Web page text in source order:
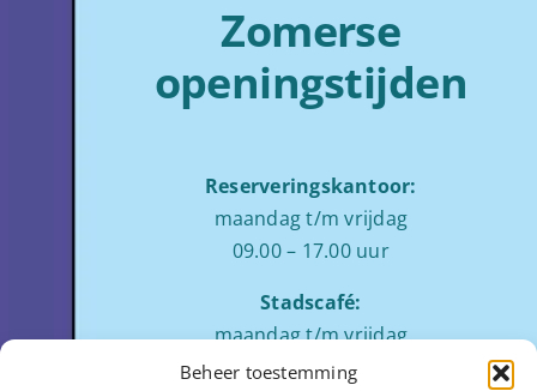
Beheer toestemming
Zomerse
openingstijden
Reserveringskantoor:
maandag t/m vrijdag
09.00 – 17.00 uur
Stadscafé:
maandag t/m vrijdag
tussen 09:00 – 17:00 uur